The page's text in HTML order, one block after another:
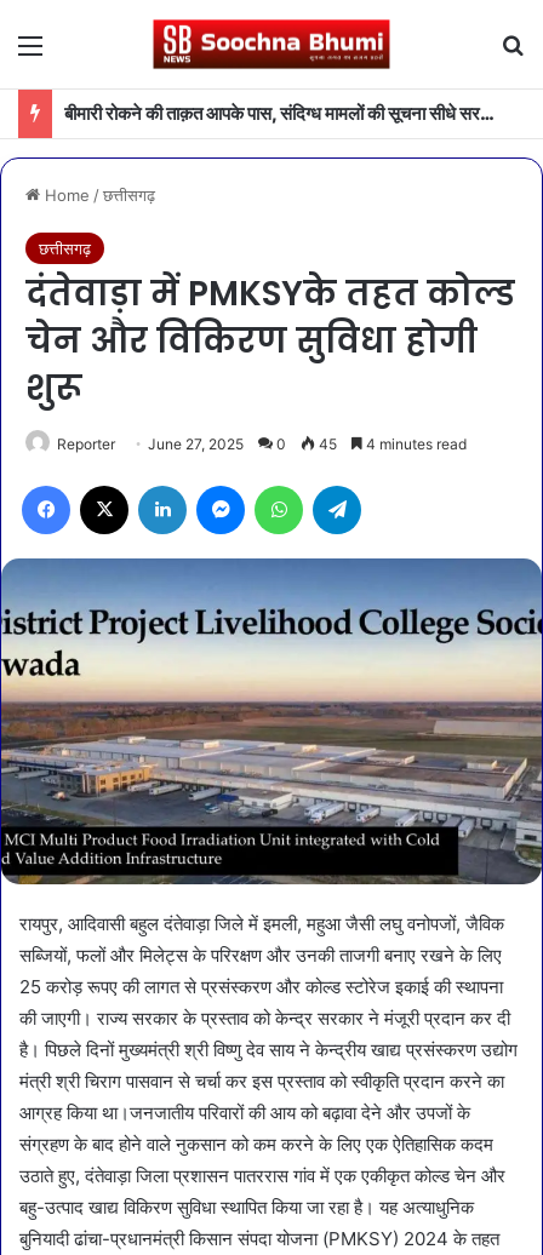
Menu
बीमारी रोकने की ताक़त आपके पास, संदिग्ध मामलों की सूचना सीधे सरकार तक पहुंचाएं
Home /छत्तीसगढ़
छत्तीसगढ़
दंतेवाड़ा में PMKSYके तहत कोल्ड
चेन और विकिरण सुविधा होगी
शुरू
Reporter June 27, 2025 0 45 4 minutes read
Facebook LinkedIn MessengerWhatsApp
रायपुर, आदिवासी बहुल दंतेवाड़ा जिले में इमली, महुआ जैसी लघु वनोपजों, जैविक
सब्जियों, फलों और मिलेट्स के परिरक्षण और उनकी ताजगी बनाए रखने के लिए
25 करोड़ रूपए की लागत से प्रसंस्करण और कोल्ड स्टोरेज इकाई की स्थापना
की जाएगी। राज्य सरकार के प्रस्ताव को केन्द्र सरकार ने मंजूरी प्रदान कर दी
है। पिछले दिनों मुख्यमंत्री श्री विष्णु देव साय ने केन्द्रीय खाद्य प्रसंस्करण उद्योग
मंत्री श्री चिराग पासवान से चर्चा कर इस प्रस्ताव को स्वीकृति प्रदान करने का
आग्रह किया था।जनजातीय परिवारों की आय को बढ़ावा देने और उपजों के
संग्रहण के बाद होने वाले नुकसान को कम करने के लिए एक ऐतिहासिक कदम
उठाते हुए, दंतेवाड़ा जिला प्रशासन पातररास गांव में एक एकीकृत कोल्ड चेन और
बहु-उत्पाद खाद्य विकिरण सुविधा स्थापित किया जा रहा है। यह अत्याधुनिक
बुनियादी ढांचा-प्रधानमंत्री किसान संपदा योजना (PMKSY) 2024 के तहत